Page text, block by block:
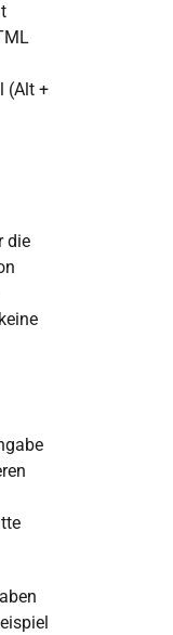
(Alt +
die